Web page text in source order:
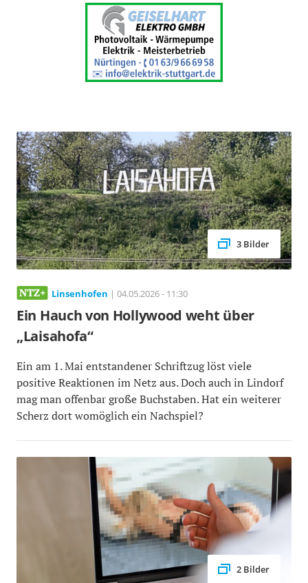
3 Bilder
Linsenhofen | 04.05.2026 - 11:30
Ein Hauch von Hollywood weht über
„Laisahofa“
Ein am 1. Mai entstandener Schriftzug löst viele
positive Reaktionen im Netz aus. Doch auch in Lindorf
mag man offenbar große Buchstaben. Hat ein weiterer
Scherz dort womöglich ein Nachspiel?
2 Bilder